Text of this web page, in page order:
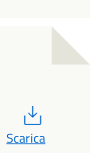
Scarica